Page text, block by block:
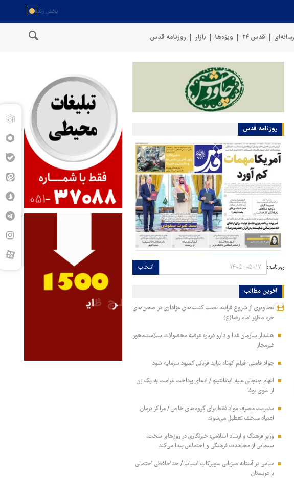
قدس ۲۴ ویژه‌ها بازار روزنامه قدس
در سواحل عمان سخنگوی نیروهای مسلح یمن: کشتی نفتی عربستان را با موشک بالستیک
روزنامه قدس
روزنامه: انتخاب
آخرین مطالب
تصاویری از شروع فرایند نصب کتیبه‌های عزاداری در صحن‌های
حرم مطهر امام رضا(ع)
هشدار سازمان غذا و دارو درباره عرضه محصولات سلامت‌محور
غیرمجاز
جواد قامتی: فیلم کوتاه نباید قربانی کمبود سرمایه شود
اتهام جنجالی علیه اینفانتینو / ادعای پرداخت غرامت به یک زن
از سوی یوفا
مدیریت مصرف مواد فقط برای گروه‌های خاص / مراکز درمان
اعتیاد متخلف تعطیل می‌شوند
وزیر فرهنگ و ارشاد اسلامی: خبرنگاری در روزهای سخت،
سیمایی از مجاهدت فرهنگی و اجتماعی پیدا می‌کند
میامی در آستانه میزبانی سوپرکاپ اسپانیا / خداحافظی احتمالی
با عربستان